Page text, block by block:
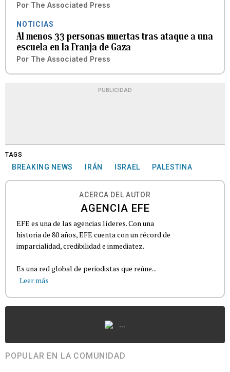
Por The Associated Press
NOTICIAS
Al menos 33 personas muertas tras ataque a una
escuela en la Franja de Gaza
Por The Associated Press
PUBLICIDAD
TAGS
BREAKING NEWS IRÁN ISRAEL PALESTINA
ACERCA DEL AUTOR
AGENCIA EFE
EFE es una de las agencias líderes. Con una
historia de 80 años, EFE cuenta con un récord de
imparcialidad, credibilidad e inmediatez.
Es una red global de periodistas que reúne...
Leer más
...
POPULAR EN LA COMUNIDAD